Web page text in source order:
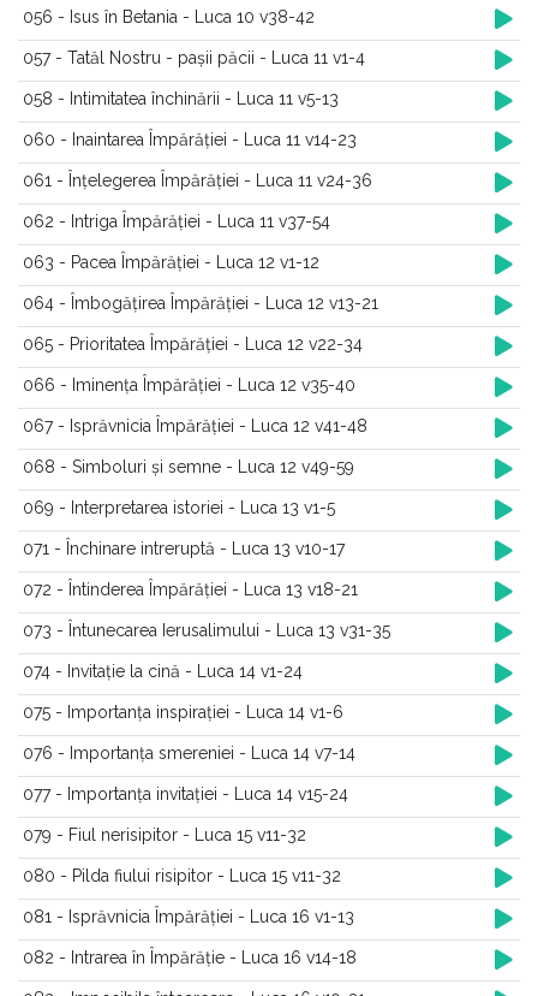
056 - Isus în Betania - Luca 10 v38-42
057 - Tatăl Nostru - pașii păcii - Luca 11 v1-4
058 - Intimitatea închinării - Luca 11 v5-13
060 - Inaintarea Împărăției - Luca 11 v14-23
061 - Înțelegerea Împărăției - Luca 11 v24-36
062 - Intriga Împărăției - Luca 11 v37-54
063 - Pacea Împărăției - Luca 12 v1-12
064 - Îmbogățirea Împărăției - Luca 12 v13-21
065 - Prioritatea Împărăției - Luca 12 v22-34
066 - Iminența Împărăției - Luca 12 v35-40
067 - Isprăvnicia Împărăției - Luca 12 v41-48
068 - Simboluri și semne - Luca 12 v49-59
069 - Interpretarea istoriei - Luca 13 v1-5
071 - Închinare intreruptă - Luca 13 v10-17
072 - Întinderea Împărăției - Luca 13 v18-21
073 - Întunecarea Ierusalimului - Luca 13 v31-35
074 - Invitație la cină - Luca 14 v1-24
075 - Importanța inspirației - Luca 14 v1-6
076 - Importanța smereniei - Luca 14 v7-14
077 - Importanța invitației - Luca 14 v15-24
079 - Fiul nerisipitor - Luca 15 v11-32
080 - Pilda fiului risipitor - Luca 15 v11-32
081 - Isprăvnicia Împărăției - Luca 16 v1-13
082 - Intrarea în Împărăție - Luca 16 v14-18